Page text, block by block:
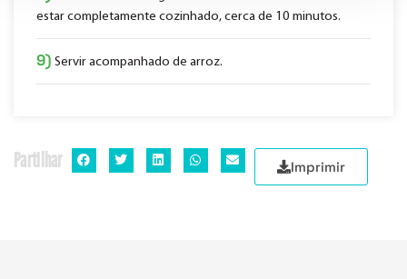
estar completamente cozinhado, cerca de 10 minutos.
9) Servir acompanhado de arroz.
Partilhar Imprimir